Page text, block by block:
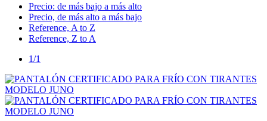
Precio: de más bajo a más alto
Precio, de más alto a más bajo
Reference, A to Z
Reference, Z to A
1/1